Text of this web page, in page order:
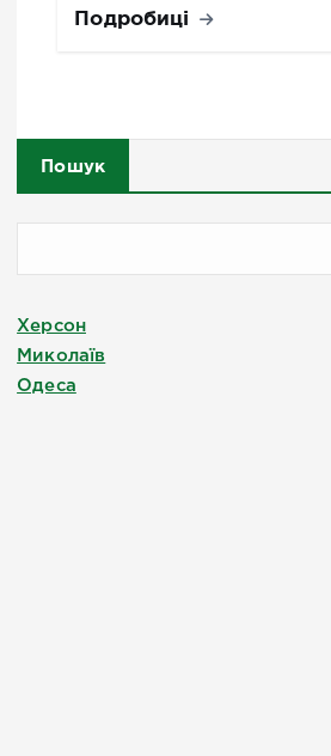
Подробиці
Пошук
Херсон
Миколаїв
Одеса